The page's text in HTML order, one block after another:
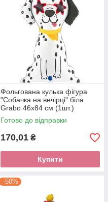
Фольгована кулька фігура
"Собачка на вечірці" біла
Grabo 46x84 см (1шт.)
Готово до відправки
170,01 ₴
Купити
–50%